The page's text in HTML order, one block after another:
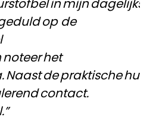
in mijn dagelijks
op de
het
de praktische hulp
contact.